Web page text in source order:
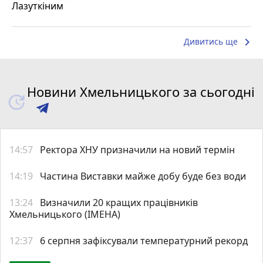
Лазуткіним
Дивитись ще keyboard_arrow_right
Новини Хмельницького за сьогодні
14:57 Ректора ХНУ призначили на новий термін
14:19 Частина Виставки майже добу буде без води
13:24 Визначили 20 кращих працівників
Хмельницького (ІМЕНА)
12:37 6 серпня зафіксували температурний рекорд